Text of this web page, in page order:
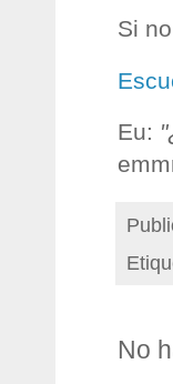
Si
Eu:
No